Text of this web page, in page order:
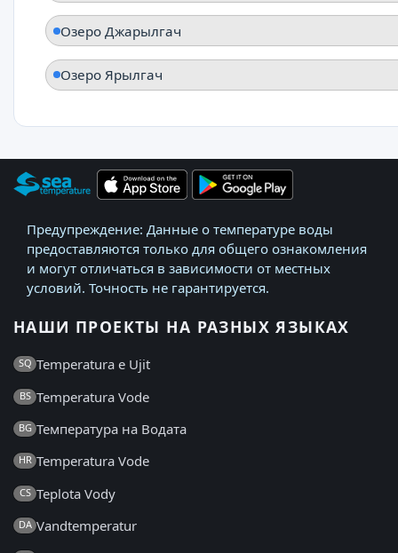
Озеро Джарылгач
Озеро Ярылгач
Предупреждение: Данные о температуре воды
предоставляются только для общего ознакомления
и могут отличаться в зависимости от местных
условий. Точность не гарантируется.
НАШИ ПРОЕКТЫ НА РАЗНЫХ ЯЗЫКАХ
SQ Temperatura e Ujit
BS Temperatura Vode
BG Температура на Водата
HR Temperatura Vode
CS Teplota Vody
DA Vandtemperatur